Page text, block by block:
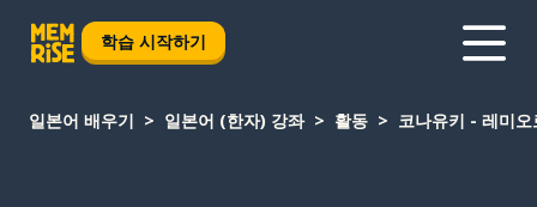
학습 시작하기
일본어 배우기 일본어 (한자) 강좌 활동 코나유키 - 레미오